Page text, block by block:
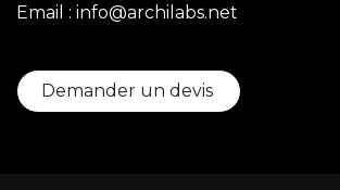
Email : info@archilabs.net
Demander un devis